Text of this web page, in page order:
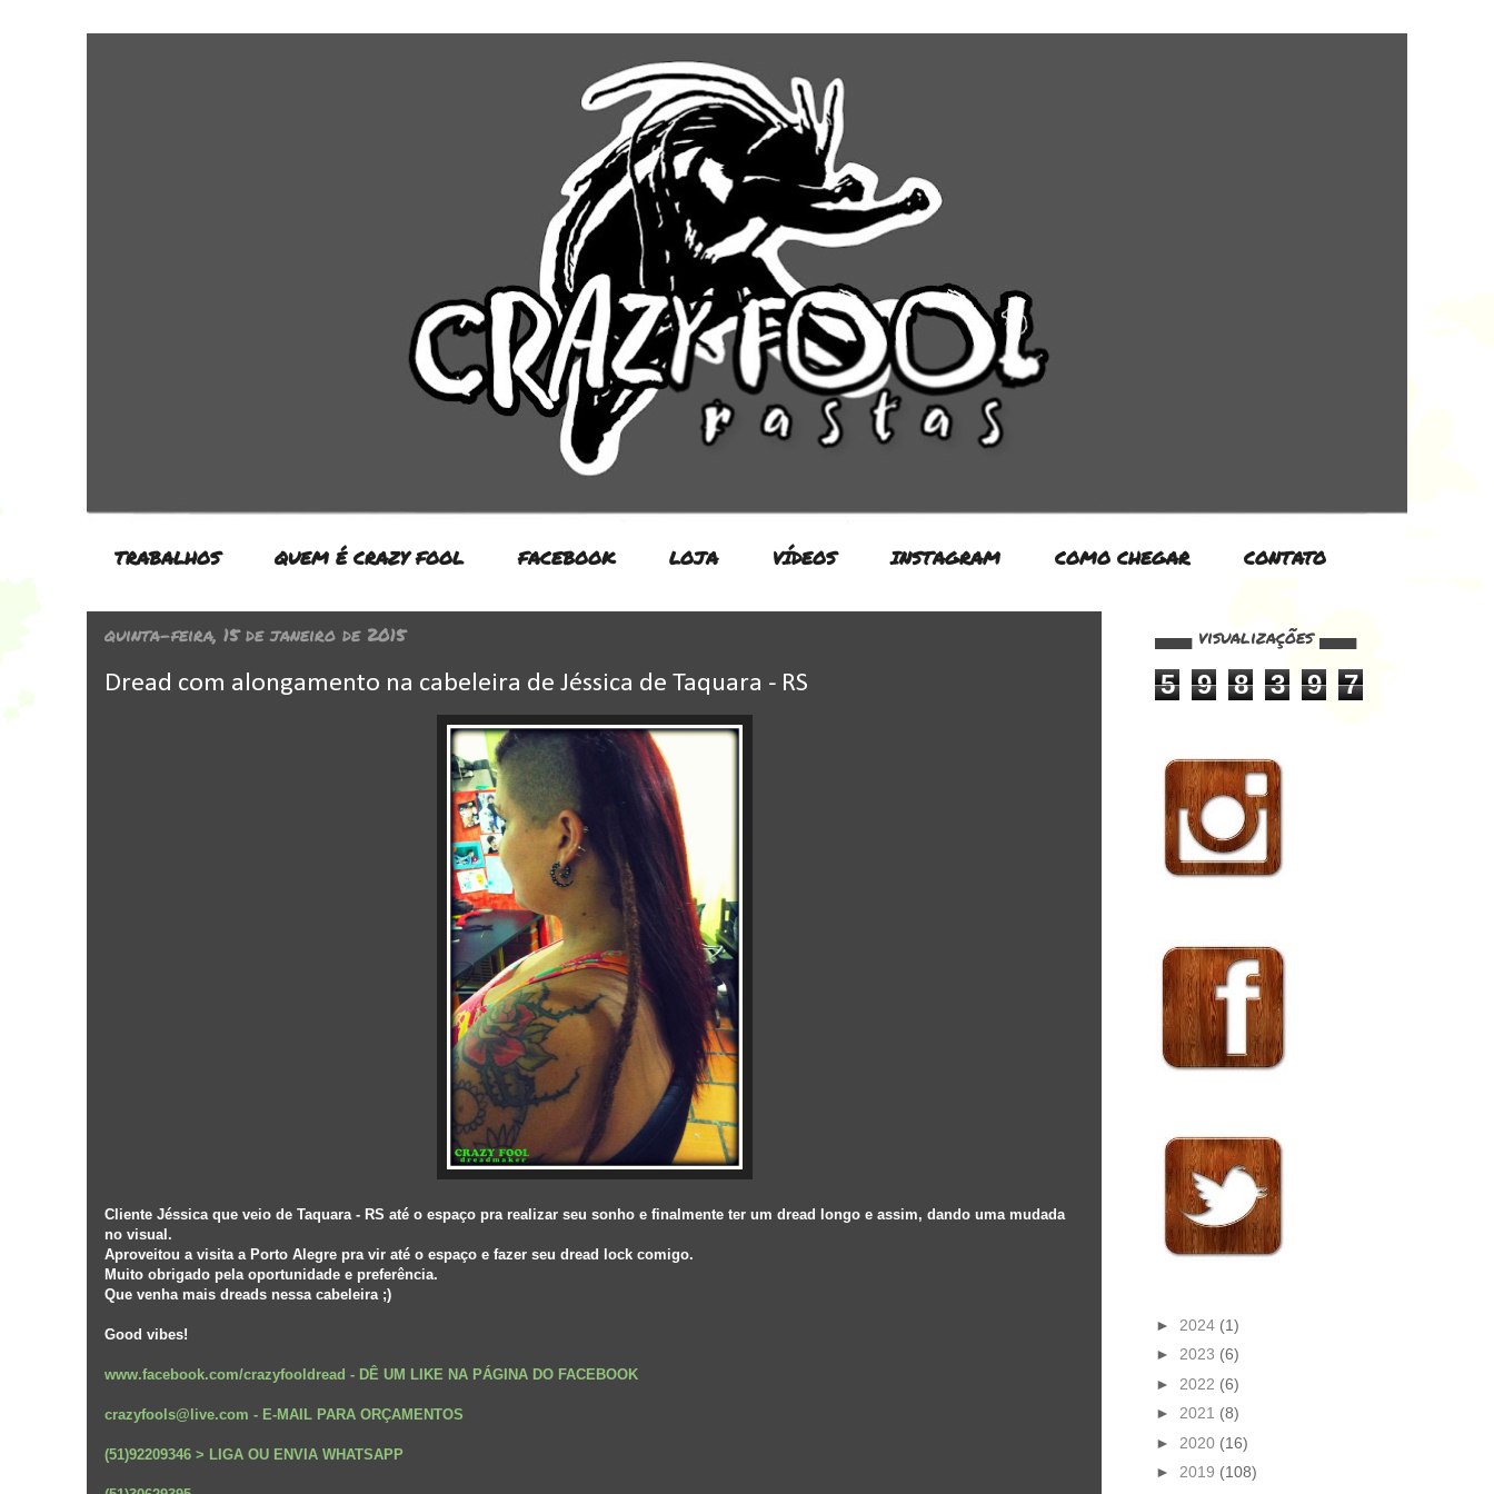
TRABALHOS QUEM É CRAZY FOOL FACEBOOK LOJA VÍDEOS INSTAGRAM COMO CHEGAR CONTATO
quinta-feira, 15 de janeiro de 2015
Dread com alongamento na cabeleira de Jéssica de Taquara - RS
Cliente Jéssica que veio de Taquara - RS até o espaço pra realizar seu sonho e finalmente ter um dread longo e assim, dando uma mudada
no visual.
Aproveitou a visita a Porto Alegre pra vir até o espaço e fazer seu dread lock comigo.
Muito obrigado pela oportunidade e preferência.
Que venha mais dreads nessa cabeleira ;)
Good vibes!
www.facebook.com/crazyfooldread - DÊ UM LIKE NA PÁGINA DO FACEBOOK
crazyfools@live.com - E-MAIL PARA ORÇAMENTOS
(51)92209346 > LIGA OU ENVIA WHATSAPP
▄▄▄ visualizações ▄▄▄
5 9 8 3 9 7
► 2024 (1)
► 2023 (6)
► 2022 (6)
► 2021 (8)
► 2020 (16)
► 2019 (108)